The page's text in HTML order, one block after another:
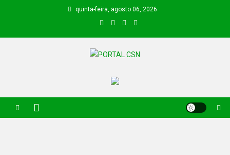
quinta-feira, agosto 06, 2026